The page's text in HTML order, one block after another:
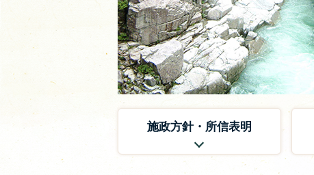
施政方針・所信表明